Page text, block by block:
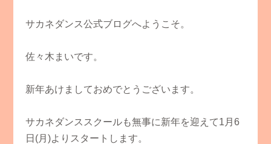
サカネダンス公式ブログへようこそ。
佐々木まいです。
新年あけましておめでとうございます。
サカネダンススクールも無事に新年を迎えて1月6
日(月)よりスタートします。